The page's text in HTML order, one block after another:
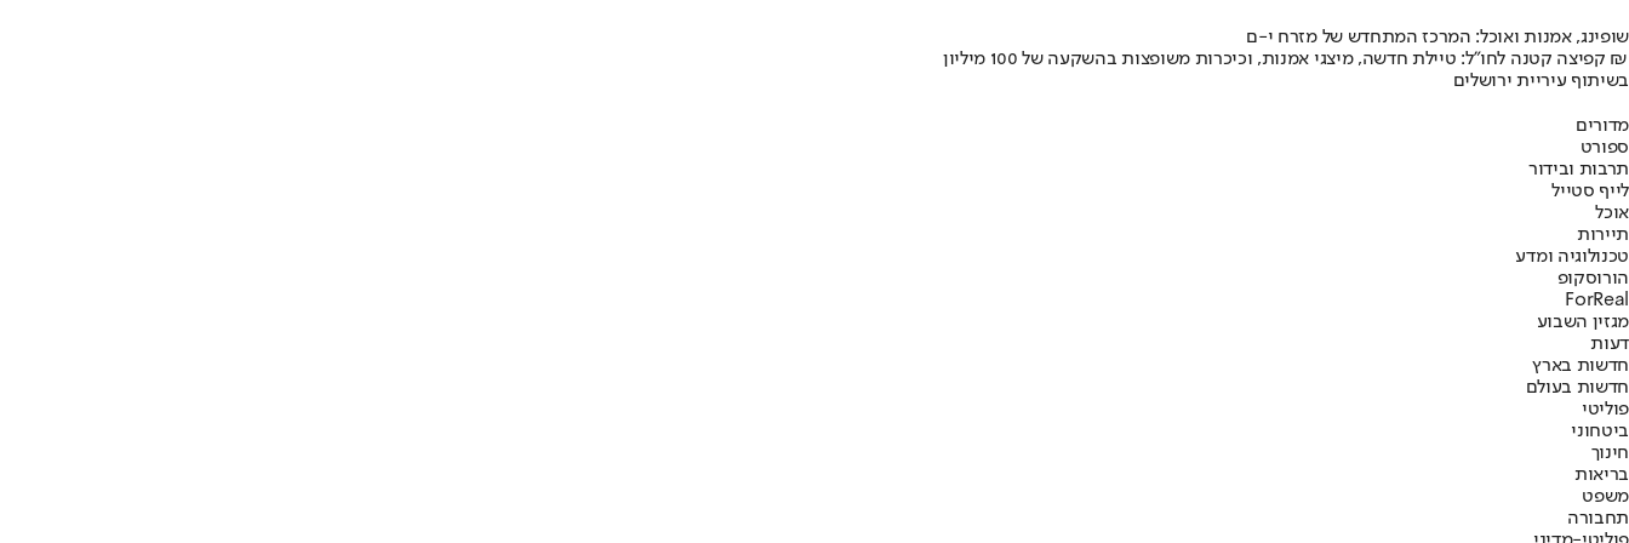
שופינג, אמנות ואוכל: המרכז המתחדש של מזרח י-ם
קפיצה קטנה לחו"ל: טיילת חדשה, מיצגי אמנות, וכיכרות משופצות בהשקעה של 100 מיליון ₪
בשיתוף עיריית ירושלים
מדורים
ספורט
תרבות ובידור
לייף סטייל
אוכל
תיירות
טכנולוגיה ומדע
הורוסקופ
ForReal
מגזין השבוע
דעות
חדשות בארץ
חדשות בעולם
פוליטי
ביטחוני
חינוך
בריאות
משפט
תחבורה